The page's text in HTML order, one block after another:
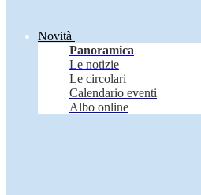
Novità
Panoramica
Le notizie
Le circolari
Calendario eventi
Albo online